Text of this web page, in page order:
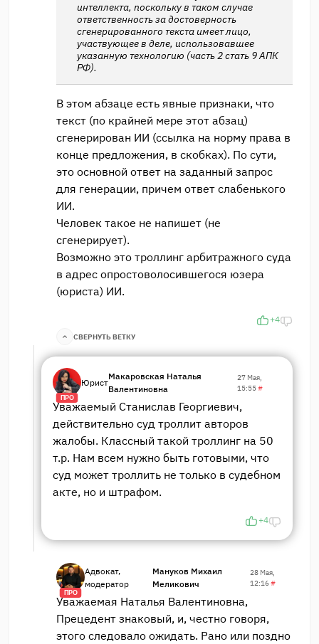
интеллекта, поскольку в таком случае
ответственность за достоверность
сгенерированного текста имеет лицо,
участвующее в деле, использовавшее
указанную технологию (часть 2 стать 9 АПК
РФ).
В этом абзаце есть явные признаки, что
текст (по крайней мере этот абзац)
сгенерирован ИИ (ссылка на норму права в
конце предложения, в скобках). По сути,
это основной ответ на заданный запрос
для генерации, причем ответ слабенького
ИИ.
Человек такое не напишет (не
сгенерирует).
Возможно это троллинг арбитражного суда
в адрес опростоволосившегося юзера
(юриста) ИИ.
+4
СВЕРНУТЬ ВЕТКУ
ПРО
Юрист
Макаровская Наталья
Валентиновна
27 Мая,
15:55#
Уважаемый Станислав Георгиевич,
действительно суд троллит авторов
жалобы. Классный такой троллинг на 50
т.р. Нам всем нужно быть готовыми, что
суд может троллить не только в судебном
акте, но и штрафом.
+4
ПРО
Адвокат,
модератор
Мануков Михаил
Меликович
28 Мая,
12:16#
Уважаемая Наталья Валентиновна,
Прецедент знаковый, и, честно говоря,
этого следовало ожидать. Рано или поздно